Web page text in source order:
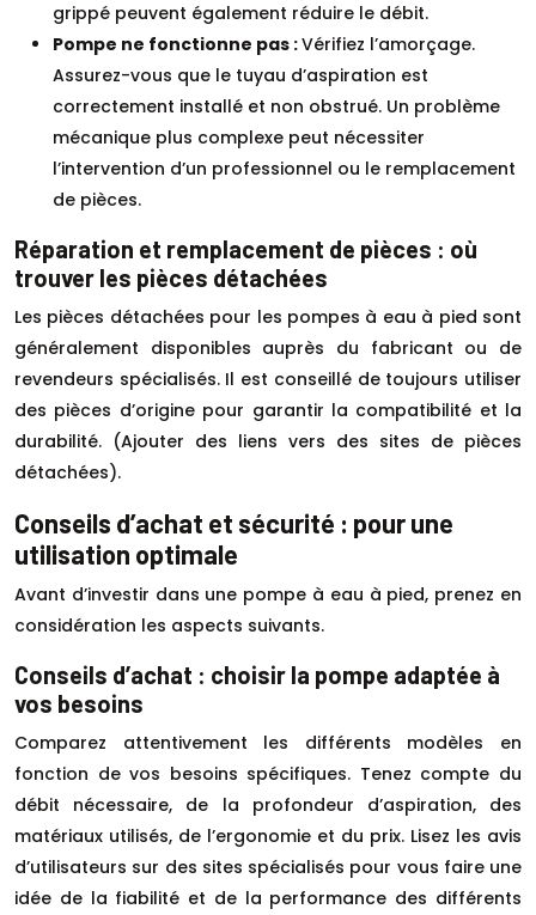
grippé peuvent également réduire le débit.
Pompe ne fonctionne pas :Vérifiez l’amorçage.
Assurez-vous que le tuyau d’aspiration est
correctement installé et non obstrué. Un problème
mécanique plus complexe peut nécessiter
l’intervention d’un professionnel ou le remplacement
de pièces.
Réparation et remplacement de pièces : où
trouver les pièces détachées
Les pièces détachées pour les pompes à eau à pied sont
généralement disponibles auprès du fabricant ou de
revendeurs spécialisés. Il est conseillé de toujours utiliser
des pièces d’origine pour garantir la compatibilité et la
durabilité. (Ajouter des liens vers des sites de pièces
détachées).
Conseils d’achat et sécurité : pour une
utilisation optimale
Avant d’investir dans une pompe à eau à pied, prenez en
considération les aspects suivants.
Conseils d’achat : choisir la pompe adaptée à
vos besoins
Comparez attentivement les différents modèles en
fonction de vos besoins spécifiques. Tenez compte du
débit nécessaire, de la profondeur d’aspiration, des
matériaux utilisés, de l’ergonomie et du prix. Lisez les avis
d’utilisateurs sur des sites spécialisés pour vous faire une
idée de la fiabilité et de la performance des différents